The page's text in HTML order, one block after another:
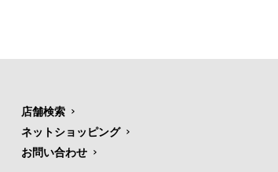
店舗検索
ネットショッピング
お問い合わせ